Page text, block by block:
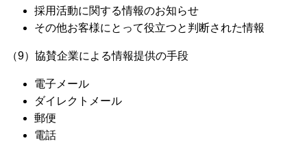
採用活動に関する情報のお知らせ
その他お客様にとって役立つと判断された情報
（9）協賛企業による情報提供の手段
電子メール
ダイレクトメール
郵便
電話